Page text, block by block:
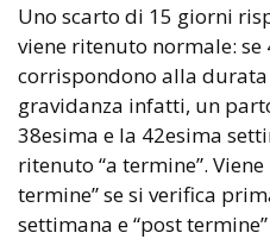
Uno scarto di 15 giorni
viene ritenuto normale: se
corrispondono alla
gravidanza infatti, un
38esima e la 42esima
ritenuto “a termine”.
termine” se si verifica
settimana e “post